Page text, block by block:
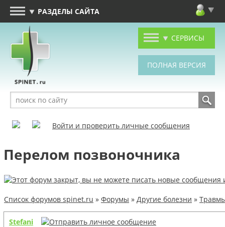
РАЗДЕЛЫ САЙТА
СЕРВИСЫ
Войти и проверить личные сообщения
Перелом позвоночника
Список форумов spinet.ru » Форумы » Другие болезни »
Stefani